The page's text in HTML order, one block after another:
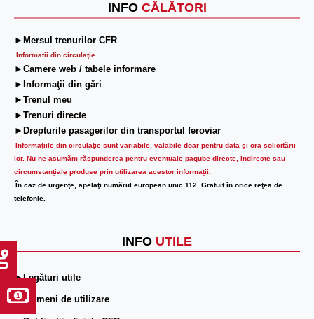
INFO CĂLĂTORI
►Mersul trenurilor CFR
Informatii din circulaţie
►Camere web / tabele informare
►Informaţii din gări
►Trenul meu
►Trenuri directe
►Drepturile pasagerilor din transportul feroviar
Informaţiile din circulaţie sunt variabile, valabile doar pentru data şi ora solicitării
lor. Nu ne asumăm răspunderea pentru eventuale pagube directe, indirecte sau
circumstanțiale produse prin utilizarea acestor informații.
În caz de urgenţe, apelaţi numărul european unic 112. Gratuit în orice reţea de
telefonie.
INFO UTILE
►Legături utile
►Termeni de utilizare